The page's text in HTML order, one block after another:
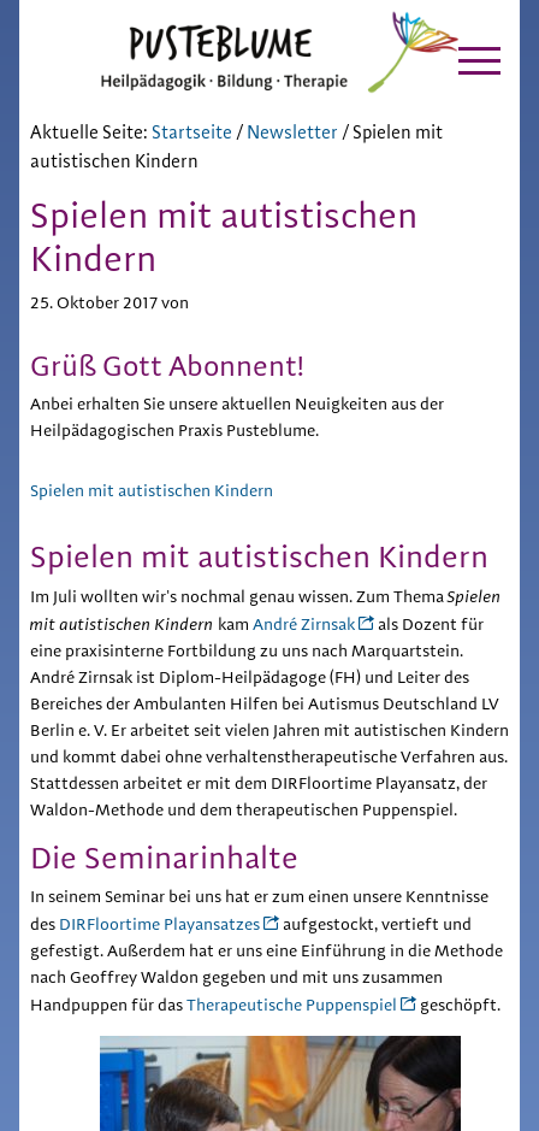
Hauptnavigation
content
Pusteblume
Chiemgau
Aktuelle Seite: Startseite / Newsletter /Spielen mit
autistischen Kindern
Spielen mit autistischen
Kindern
25. Oktober 2017von
Grüß Gott Abonnent!
Anbei erhalten Sie unsere aktuellen Neuigkeiten aus der
Heilpädagogischen Praxis Pusteblume.
Spielen mit autistischen Kindern
Spielen mit autistischen Kindern
Im Juli wollten wir's nochmal genau wissen. Zum ThemaSpielen
mit autistischen Kindern kam André Zirnsak
als Dozent für
eine praxisinterne Fortbildung zu uns nach Marquartstein.
André Zirnsak ist Diplom-Heilpädagoge (FH) und Leiter des
Bereiches der Ambulanten Hilfen bei AutismusDeutschland LV
Berlin e. V. Er arbeitet seit vielen Jahren mit autistischen Kindern
und kommt dabei ohne verhaltenstherapeutische Verfahren aus.
Stattdessen arbeitet er mit dem DIRFloortime Playansatz, der
Waldon-Methode und dem therapeutischen Puppenspiel.
Die Seminarinhalte
In seinem Seminar bei uns hat er zum einen unsere Kenntnisse
des DIRFloortime Playansatzes
aufgestockt, vertieft und
gefestigt. Außerdem hat er uns eine Einführung in die Methode
nach Geoffrey Waldon gegeben und mit uns zusammen
Handpuppen für dasTherapeutische Puppenspiel geschöpft.